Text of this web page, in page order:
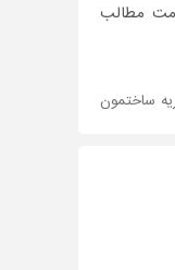
مطالب
ساختمون